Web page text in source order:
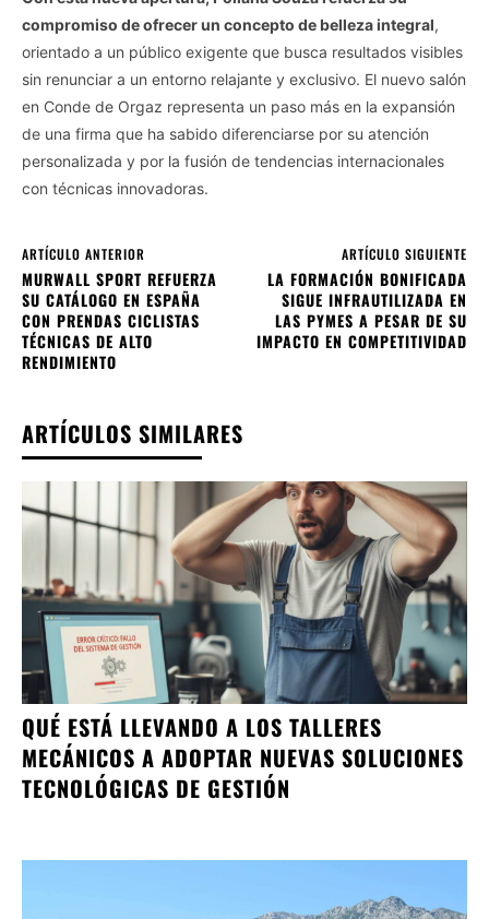
compromiso de ofrecer un concepto de belleza integral,
orientado a un público exigente que busca resultados visibles
sin renunciar a un entorno relajante y exclusivo. El nuevo salón
en Conde de Orgaz representa un paso más en la expansión
de una firma que ha sabido diferenciarse por su atención
personalizada y por la fusión de tendencias internacionales
con técnicas innovadoras.
ARTÍCULO ANTERIOR
MURWALL SPORT REFUERZA
SU CATÁLOGO EN ESPAÑA
CON PRENDAS CICLISTAS
TÉCNICAS DE ALTO
RENDIMIENTO
ARTÍCULO SIGUIENTE
LA FORMACIÓN BONIFICADA
SIGUE INFRAUTILIZADA EN
LAS PYMES A PESAR DE SU
IMPACTO EN COMPETITIVIDAD
ARTÍCULOS SIMILARES
QUÉ ESTÁ LLEVANDO A LOS TALLERES
MECÁNICOS A ADOPTAR NUEVAS SOLUCIONES
TECNOLÓGICAS DE GESTIÓN